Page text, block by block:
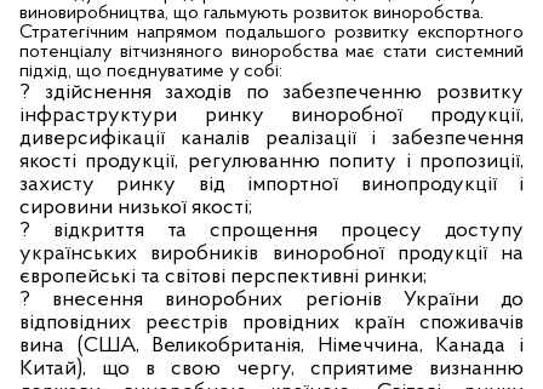
виновиробництва, що гальмують розвиток виноробства.
Стратегічним напрямом подальшого розвитку експортного
потенціалу вітчизняного виноробства має стати системний
підхід, що поєднуватиме у собі:
? здійснення заходів по забезпеченню розвитку
інфраструктури ринку виноробної продукції,
диверсифікації каналів реалізації і забезпечення
якості продукції, регулюванню попиту і пропозиції,
захисту ринку від імпортної винопродукції і
сировини низької якості;
? відкриття та спрощення процесу доступу
українських виробників виноробної продукції на
європейські та світові перспективні ринки;
? внесення виноробних регіонів України до
відповідних реєстрів провідних країн споживачів
вина (США, Великобританія, Німеччина, Канада і
Китай), що в свою чергу, сприятиме визнанню